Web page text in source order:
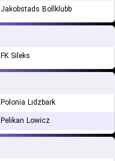
Jakobstads Bollklubb
FK Sileks
Polonia Lidzbark
Pelikan Lowicz